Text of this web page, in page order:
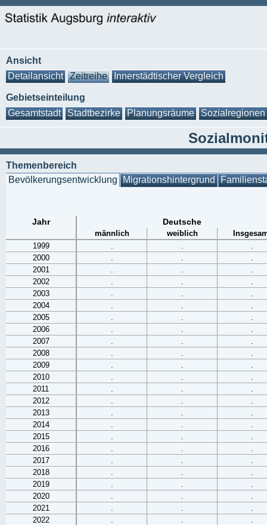
Ansicht
Detailansicht
Zeitreihe Innerstädtischer Vergleich
Gebietseinteilung
Gesamtstadt
Stadtbezirke Planungsräume Sozialregionen
Themenbereich
Bevölkerungsentwicklung Migrationshintergrund
Jahr Deutsche
männlich weiblich
1999
. .
.
2000
. .
.
2001
. .
.
2002
. .
.
2003
. .
.
2004
. .
.
2005
. .
.
2006
. .
.
2007
. .
.
2008
. .
.
2009
. .
.
2010
. .
.
2011
. .
.
2012
. .
.
2013
. .
.
2014
. .
.
2015
. .
.
2016
. .
.
2017
. .
.
2018
. .
.
2019
. .
.
2020
. .
.
2021
. .
.
2022
. .
.